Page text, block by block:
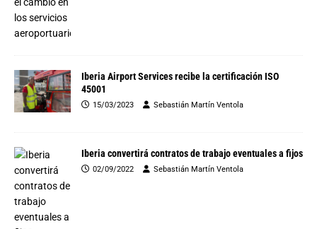
Iberia Airport Services recibe la certificación ISO
45001
15/03/2023 Sebastián Martín Ventola
Iberia convertirá contratos de trabajo eventuales a fijos
02/09/2022 Sebastián Martín Ventola